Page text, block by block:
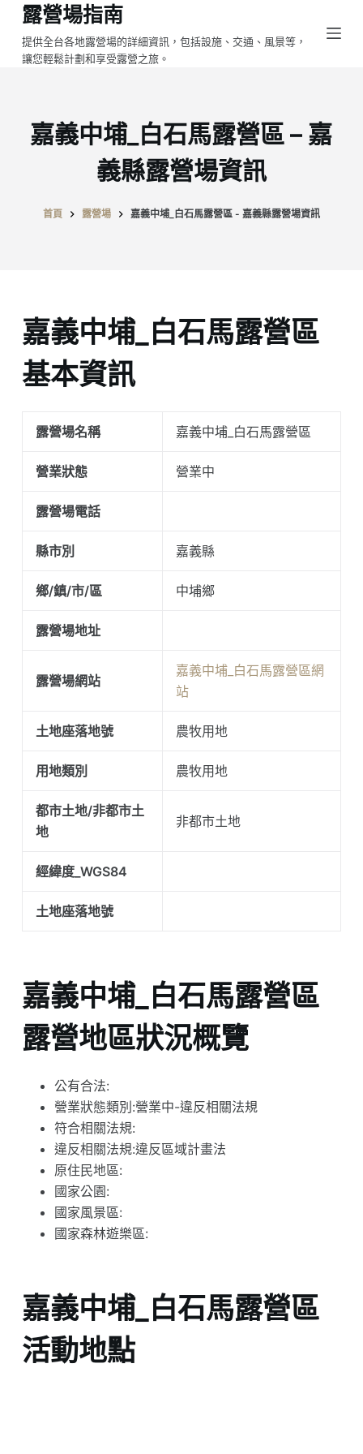
跳
至
主
露營場指南
提供全台各地露營場的詳細資訊，包括設施、交通、風景等，
讓您輕鬆計劃和享受露營之旅。
嘉義中埔_白石馬露營區 – 嘉
義縣露營場資訊
首頁 露營場 嘉義中埔_白石馬露營區 - 嘉義縣露營場資訊
嘉義中埔_白石馬露營區
基本資訊
露營場名稱 嘉義中埔_白石馬露營區
營業狀態 營業中
露營場電話
縣市別 嘉義縣
鄉/鎮/市/區 中埔鄉
露營場地址
露營場網站
嘉義中埔_白石馬露營區網
站
土地座落地號 農牧用地
用地類別 農牧用地
都市土地/非都市土
地
非都市土地
經緯度_WGS84
土地座落地號
嘉義中埔_白石馬露營區
露營地區狀況概覽
公有合法:
營業狀態類別:營業中-違反相關法規
符合相關法規:
違反相關法規:違反區域計畫法
原住民地區:
國家公園:
國家風景區:
國家森林遊樂區:
嘉義中埔_白石馬露營區
活動地點